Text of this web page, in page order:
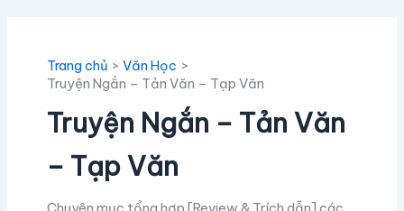
Trang chủ
Văn Học
Truyện Ngắn – Tản Văn – Tạp Văn
Truyện Ngắn – Tản Văn
– Tạp Văn